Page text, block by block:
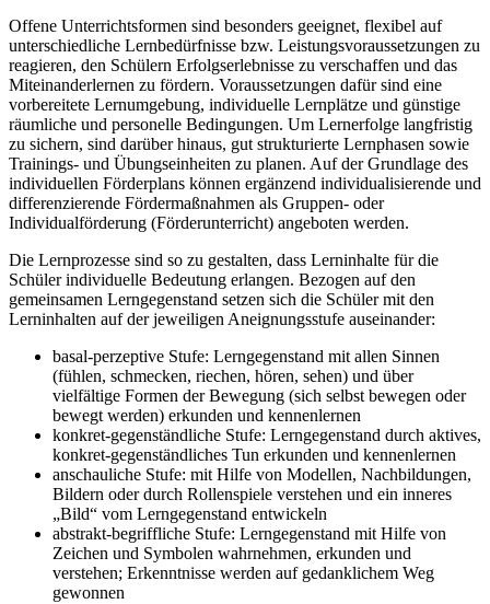
Offene Unterrichtsformen sind besonders geeignet, flexibel auf
unterschiedliche Lernbedürfnisse bzw. Leistungsvoraussetzungen zu
reagieren, den Schülern Erfolgserlebnisse zu verschaffen und das
Miteinanderlernen zu fördern. Voraussetzungen dafür sind eine
vorbereitete Lernumgebung, individuelle Lernplätze und günstige
räumliche und personelle Bedingungen. Um Lernerfolge langfristig
zu sichern, sind darüber hinaus, gut strukturierte Lernphasen sowie
Trainings- und Übungseinheiten zu planen. Auf der Grundlage des
individuellen Förderplans können ergänzend individualisierende und
differenzierende Fördermaßnahmen als Gruppen- oder
Individualförderung (Förderunterricht) angeboten werden.
Die Lernprozesse sind so zu gestalten, dass Lerninhalte für die
Schüler individuelle Bedeutung erlangen. Bezogen auf den
gemeinsamen Lerngegenstand setzen sich die Schüler mit den
Lerninhalten auf der jeweiligen Aneignungsstufe auseinander:
basal-perzeptive Stufe: Lerngegenstand mit allen Sinnen
(fühlen, schmecken, riechen, hören, sehen) und über
vielfältige Formen der Bewegung (sich selbst bewegen oder
bewegt werden) erkunden und kennenlernen
konkret-gegenständliche Stufe: Lerngegenstand durch aktives,
konkret-gegenständliches Tun erkunden und kennenlernen
anschauliche Stufe: mit Hilfe von Modellen, Nachbildungen,
Bildern oder durch Rollenspiele verstehen und ein inneres
„Bild“ vom Lerngegenstand entwickeln
abstrakt-begriffliche Stufe: Lerngegenstand mit Hilfe von
Zeichen und Symbolen wahrnehmen, erkunden und
verstehen; Erkenntnisse werden auf gedanklichem Weg
gewonnen